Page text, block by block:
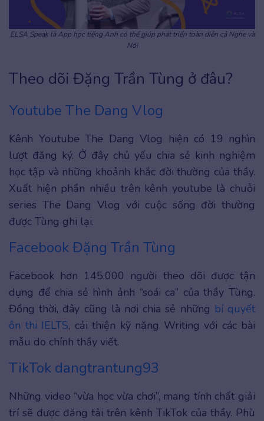
ELSA Speak là App học tiếng Anh có thể giúp phát triển toàn diện cả Nghe và
Nói
Theo dõi Đặng Trần Tùng ở đâu?
Youtube The Dang Vlog
Kênh Youtube The Dang Vlog hiện có 19 nghìn
lượt đăng ký. Ở đây chủ yếu chia sẻ kinh nghiệm
học tập và những khoảnh khắc đời thường của thầy.
Xuất hiện phần nhiều trên kênh youtube là chuỗi
series The Dang Vlog với cuộc sống đời thường
được Tùng ghi lại.
Facebook Đặng Trần Tùng
Facebook hơn 145.000 người theo dõi được tận
dụng để chia sẻ hình ảnh “soái ca” của thầy Tùng.
Đồng thời, đây cũng là nơi chia sẻ những bí quyết
ôn thi IELTS, cải thiện kỹ năng Writing với các bài
mẫu do chính thầy viết.
TikTok dangtrantung93
Những video “vừa học vừa chơi”, mang tính chất giải
trí sẽ được đăng tải trên kênh TikTok của thầy. Phù